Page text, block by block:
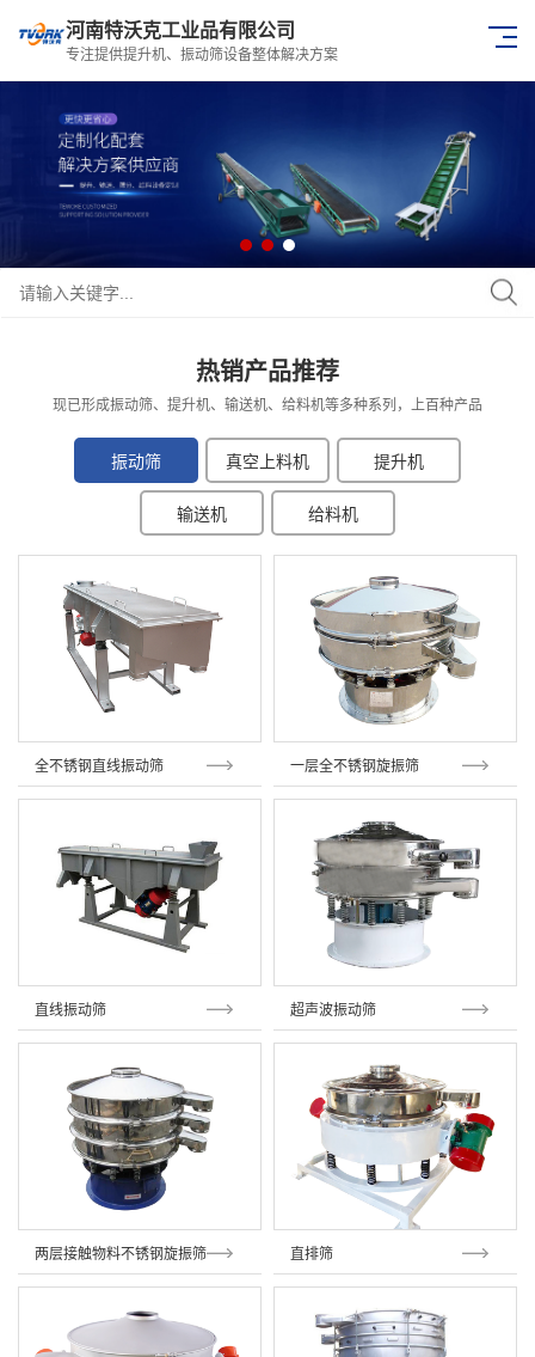
河南特沃克工业品有限公司
专注提供提升机、振动筛设备整体解决方案
热销产品推荐
现已形成振动筛、提升机、输送机、给料机等多种系列，上百种产品
振动筛 真空上料机 提升机
输送机 给料机
全不锈钢直线振动筛 一层全不锈钢旋振筛
直线振动筛 超声波振动筛
两层接触物料不锈钢旋振筛 直排筛